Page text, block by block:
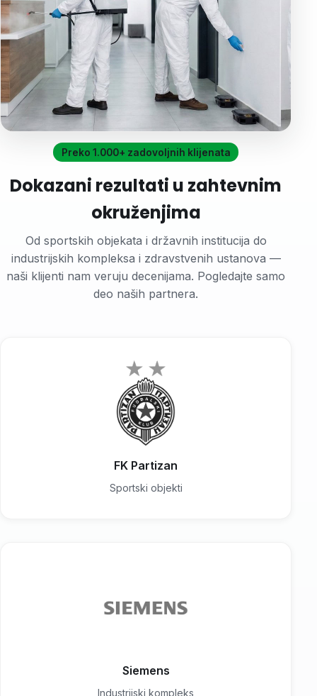
Istaknuto
Naše terenske ekipe, vaša sigurnost
Namenska vozila i brze rute po čitavoj Srbiji
— izlazak na teren u kratkom roku, sa svom
neophodnom opremom i dokumentacijom.
Zatražite obilazak objekta
Preko 1.000+ zadovoljnih klijenata
Dokazani rezultati u zahtevnim
okruženjima
Od sportskih objekata i državnih institucija do
industrijskih kompleksa i zdravstvenih ustanova —
naši klijenti nam veruju decenijama. Pogledajte samo
deo naših partnera.
FK Partizan
Sportski objekti
Siemens
Industrijski kompleks